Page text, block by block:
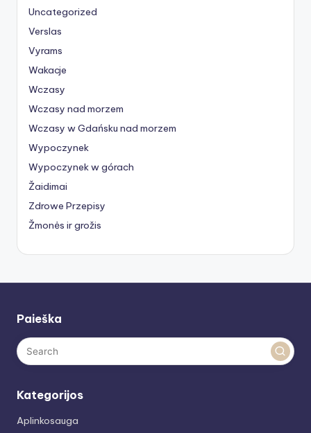
Uncategorized
Verslas
Vyrams
Wakacje
Wczasy
Wczasy nad morzem
Wczasy w Gdańsku nad morzem
Wypoczynek
Wypoczynek w górach
Žaidimai
Zdrowe Przepisy
Žmonės ir grožis
Paieška
Kategorijos
Aplinkosauga